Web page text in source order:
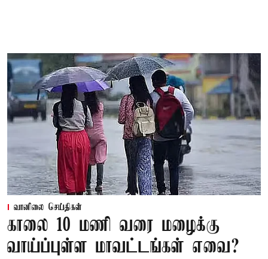
வானிலை செய்திகள்
காலை 10 மணி வரை மழைக்கு
வாய்ப்புள்ள மாவட்டங்கள் எவை?